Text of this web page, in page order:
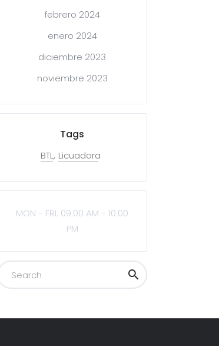
febrero 2024
enero 2024
diciembre 2023
noviembre 2023
Tags
BTL Licuadora
MON - FRI: 09:00 AM - 10:00
PM